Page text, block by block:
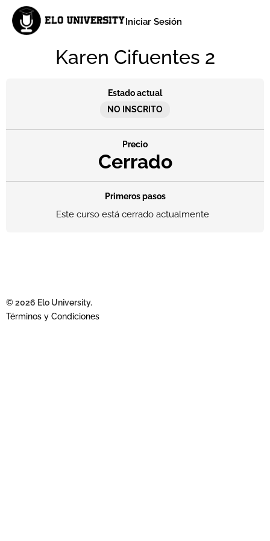
Iniciar Sesión
Karen Cifuentes 2
Estado actual
NO INSCRITO
Precio
Cerrado
Primeros pasos
Este curso está cerrado actualmente
© 2026 Elo University.
Términos y Condiciones